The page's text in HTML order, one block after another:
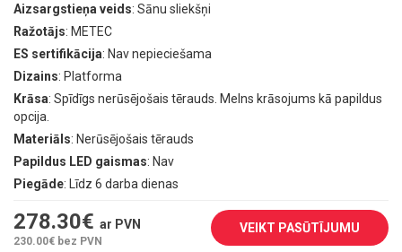
Aizsargstieņa veids: Sānu sliekšņi
Ražotājs: METEC
ES sertifikācija: Nav nepieciešama
Dizains: Platforma
Krāsa: Spīdīgs nerūsējošais tērauds. Melns krāsojums kā papildus
opcija.
Materiāls: Nerūsējošais tērauds
Papildus LED gaismas: Nav
Piegāde: Līdz 6 darba dienas
278.30€ ar PVN
230.00€ bez PVN
VEIKT PASŪTĪJUMU